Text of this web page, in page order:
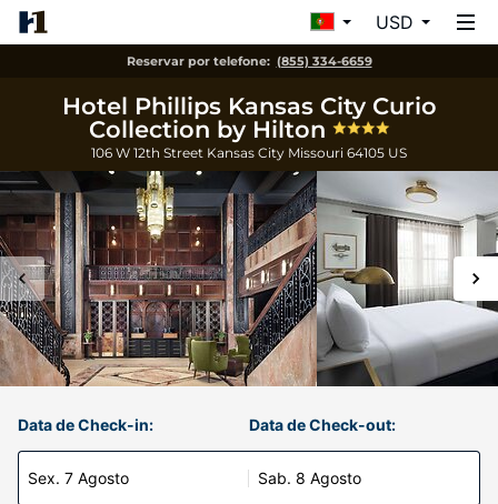
USD
Reservar por telefone: (855) 334-6659
Hotel Phillips Kansas City Curio
Collection by Hilton
106 W 12th Street Kansas City Missouri 64105 US
Data de Check-in:
Sex. 7 Agosto
Data de Check-out:
Sab. 8 Agosto